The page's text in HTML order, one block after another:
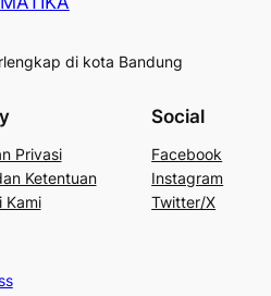
di kota Bandung
Privasi
Ketentuan
Kami
Social
Facebook
Instagram
Twitter/X